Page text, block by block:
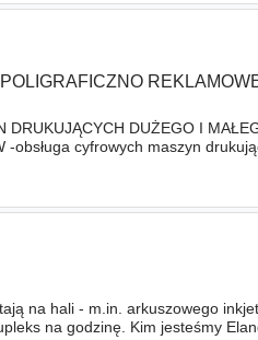
DRUKUJĄCYCH DUŻEGO I
-obsługa cyfrowych maszyn
na hali - m.in. arkuszowego
na godzinę. Kim jesteśmy